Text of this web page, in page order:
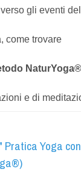
gli eventi
come trovare
e di
Yoga con